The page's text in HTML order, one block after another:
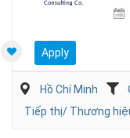
Apply
Hồ Chí Minh
Tiếp thị/ Thương